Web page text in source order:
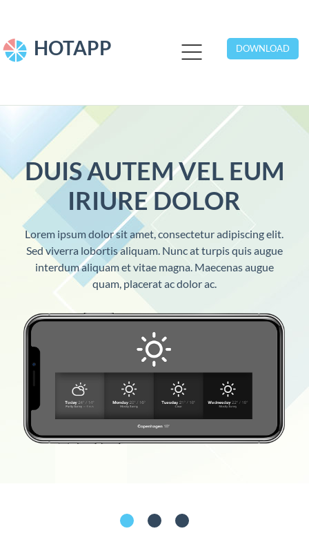
HOTAPP DOWNLOAD
DUIS AUTEM VEL EUM
IRIURE DOLOR
Lorem ipsum dolor sit amet, consectetur adipiscing elit.
Sed viverra lobortis aliquam. Nunc at turpis quis augue
interdum aliquam et vitae magna. Maecenas augue
quam, placerat ac dolor ac.